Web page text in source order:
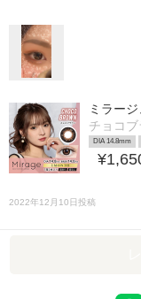
ミラー
チョコ
DIA 14.8mm
2022年12月10日投稿